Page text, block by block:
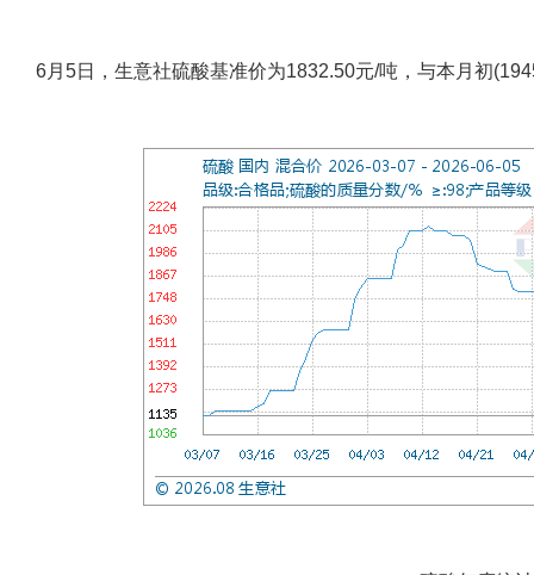
6月5日，生意社硫酸基准价为1832.50元/吨，与本月初